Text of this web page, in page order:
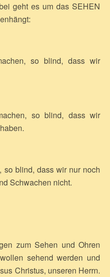
geht es um das SEHEN
so blind, dass wir
so blind, dass wir
so blind, dass wir nur noch
Schwachen nicht.
zum Sehen und Ohren
sehend werden und
Christus, unseren Herrn.